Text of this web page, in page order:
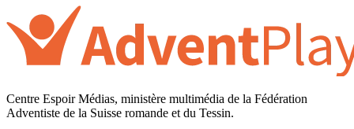
Centre Espoir Médias, ministère multimédia de la Fédération
Adventiste de la Suisse romande et du Tessin.